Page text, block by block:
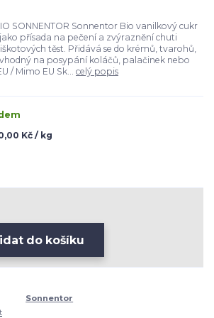
SONNENTOR Sonnentor Bio vanilkový cukr
přísada na pečení a zvýraznění chuti
těst. Přidává se do krémů, tvarohů,
na posypání koláčů, palačinek nebo
/ Mimo EU Sk... celý popis
Kč / kg
do košíku
Sonnentor